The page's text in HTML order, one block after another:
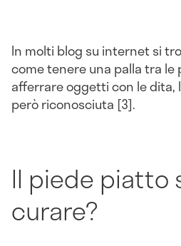
In molti blog su internet si
come tenere una palla tra le
afferrare oggetti con le dita,
però riconosciuta [3].
Il piede piatto
curare?